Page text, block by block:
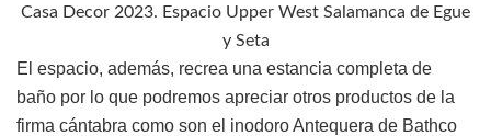
Casa Decor 2023. Espacio Upper West Salamanca de Egue
y Seta
El espacio, además, recrea una estancia completa de
baño por lo que podremos apreciar otros productos de la
firma cántabra como son el inodoro Antequera de Bathco